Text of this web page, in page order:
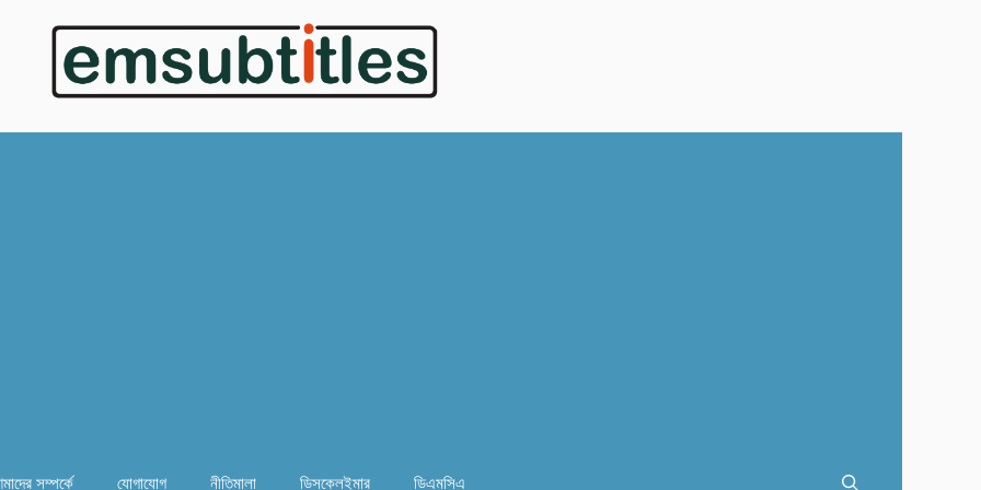
সম্পর্কে যোগাযোগ নীতিমালা ডিসক্লেইমার ডিএমসিএ